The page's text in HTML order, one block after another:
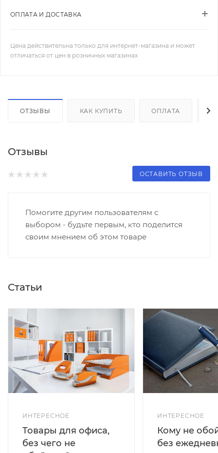
ОПЛАТА И ДОСТАВКА
Цена действительна только для интернет-магазина и может
отличаться от цен в розничных магазинах
ОТЗЫВЫ КАК КУПИТЬ ОПЛАТА
Отзывы
ОСТАВИТЬ ОТЗЫВ
Помогите другим пользователям с
выбором - будьте первым, кто поделится
своим мнением об этом товаре
Статьи
ИНТЕРЕСНОЕ
Товары для офиса,
без чего не
ИНТЕРЕСНОЕ
Кому не
без